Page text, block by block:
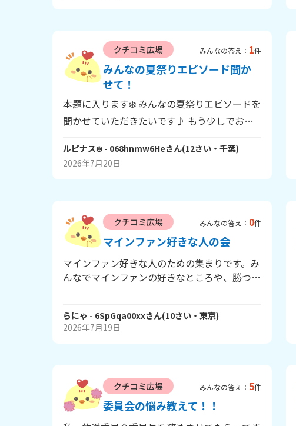
クチコミ広場 みんなの答え： 1件
みんなの夏祭りエピソード聞か
せて！
本題に入ります❄️ みんなの夏祭りエピソードを
聞かせていただきたいです♪ もう少しでお祭
で、みんなの 「夏の思い出」 を共有しません
か♪ 恋愛、思い出、失敗談などどんなことで
ルピナス❄️ - 068hnmw6Heさん(12さい・ 千葉)
2026年7月20日
クチコミ広場 みんなの答え： 0件
マインファン好きな人の会
マインファン好きな人のための集まりです。み
んなでマインファンの好きなところや、勝つた
ろんなモードがあるのが好き。スカイウォー
らにゃ - 6SpGqa00xxさん(10さい・ 東京)
2026年7月19日
クチコミ広場 みんなの答え： 5件
委員会の悩み教えて！！